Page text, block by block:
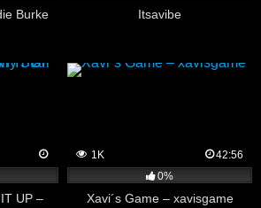
Burke Itsavibe
UP –
1K
42:56
0%
Xavi´s Game – xavisgame